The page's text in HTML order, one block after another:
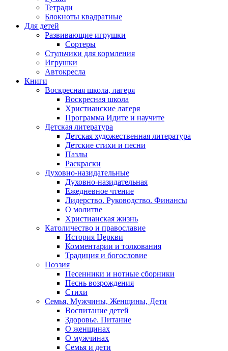
Тетради
Блокноты квадратные
Для детей
Развивающие игрушки
Сортеры
Стульчики для кормления
Игрушки
Автокресла
Книги
Воскресная школа, лагеря
Воскресная школа
Христианские лагеря
Программа Идите и научите
Детская литература
Детская художественная литература
Детские стихи и песни
Пазлы
Раскраски
Духовно-назидательные
Духовно-назидательная
Ежедневное чтение
Лидерство. Руководство. Финансы
О молитве
Христианская жизнь
Католичество и православие
История Церкви
Комментарии и толкования
Традиция и богословие
Поэзия
Песенники и нотные сборники
Песнь возрождения
Стихи
Семья, Мужчины, Женщины, Дети
Воспитание детей
Здоровье. Питание
О женщинах
О мужчинах
Семья и дети